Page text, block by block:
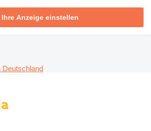
Ihre Anzeige einstellen
Deutschland